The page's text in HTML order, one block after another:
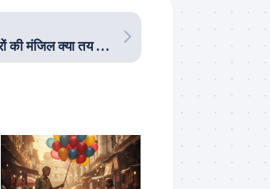
वह राह दूसरों की मंजिल क्या तय कर पाएगी, जिस पर आप खुद भटक रहे हैं?